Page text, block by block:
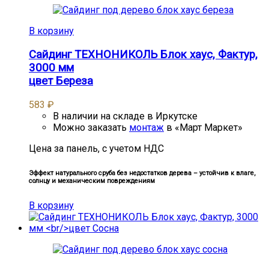
В корзину
Сайдинг ТЕХНОНИКОЛЬ Блок хаус, Фактур,
3000 мм
цвет Береза
583 ₽
В наличии на складе в Иркутске
Можно заказать монтаж в «Март Маркет»
Цена за панель, с учетом НДС
Эффект натурального сруба без недостатков дерева – устойчив к влаге,
солнцу и механическим повреждениям
В корзину